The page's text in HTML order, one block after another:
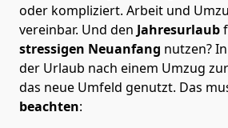
oder kompliziert. Arbeit und
vereinbar. Und den Jahresurlaub
stressigen Neuanfang nutzen?
der Urlaub nach einem Umzug
das neue Umfeld genutzt. Das
beachten: